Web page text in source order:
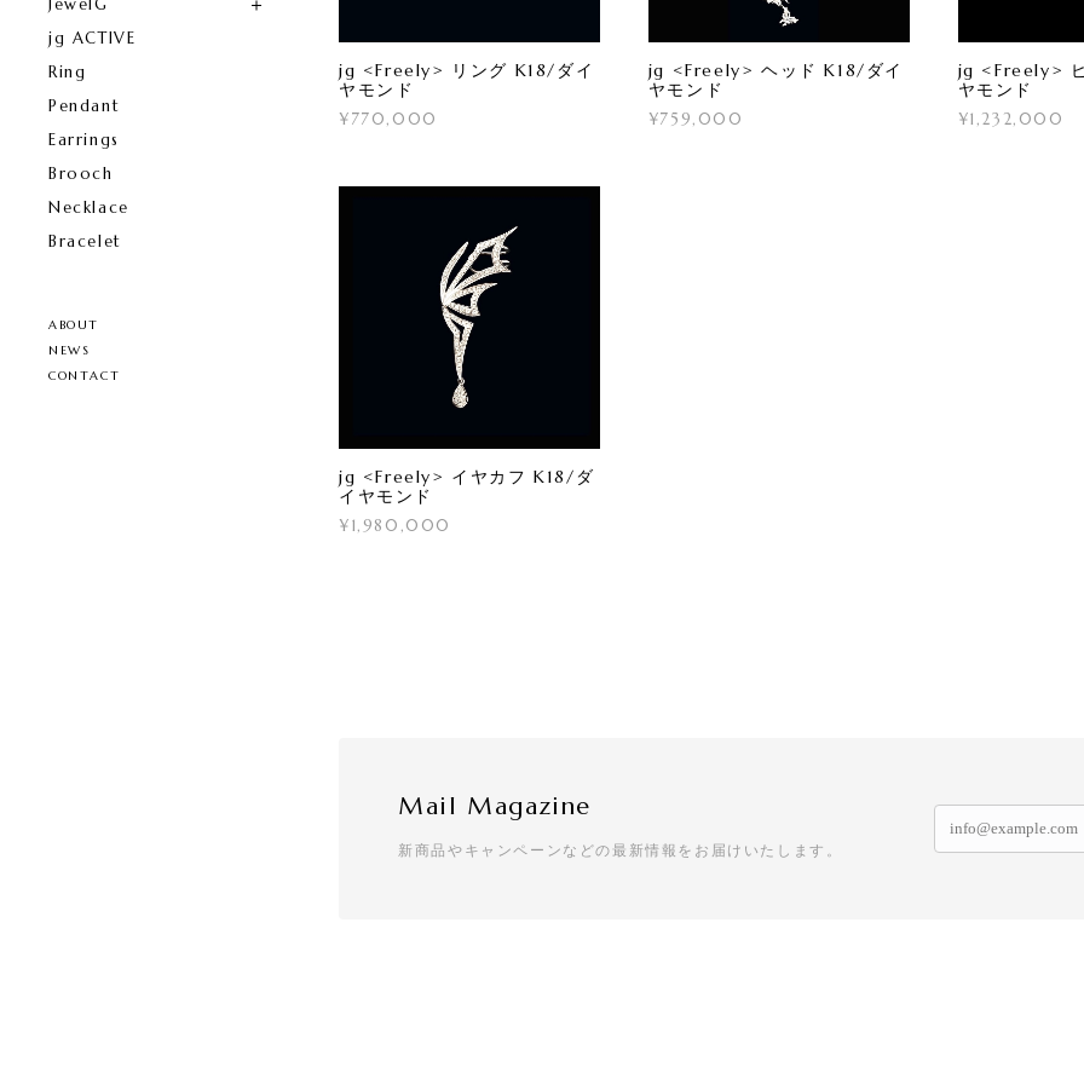
jg ACTIVE
Ring
Pendant
Earrings
Brooch
Necklace
Bracelet
ABOUT
NEWS
CONTACT
jg <Freely> リング K18/ダイ
ヤモンド
¥770,000
jg <Freely> ヘッド K18/ダイ
ヤモンド
¥759,000
jg <Freely>
ヤモンド
¥1,232,000
jg <Freely> イヤカフ K18/ダ
イヤモンド
¥1,980,000
Mail Magazine
新商品やキャンペーンなどの最新情報をお届けいたします。